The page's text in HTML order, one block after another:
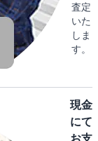
査定
いた
しま
す。
現金
にて